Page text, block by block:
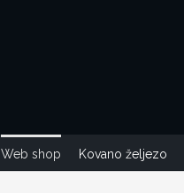
Web shop Kovano željezo